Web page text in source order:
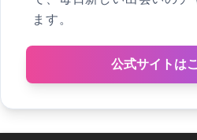
ます。
公式サイトは